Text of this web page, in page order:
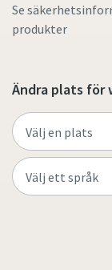
Se
produkter
Ändra plats för